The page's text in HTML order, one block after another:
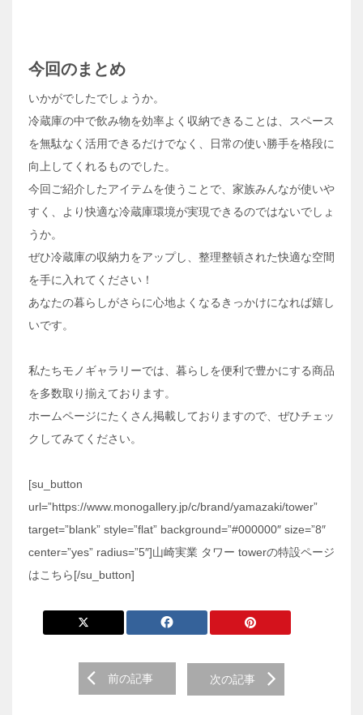
今回のまとめ
いかがでしたでしょうか。
冷蔵庫の中で飲み物を効率よく収納できることは、スペース
を無駄なく活用できるだけでなく、日常の使い勝手を格段に
向上してくれるものでした。
今回ご紹介したアイテムを使うことで、家族みんなが使いや
すく、より快適な冷蔵庫環境が実現できるのではないでしょ
うか。
ぜひ冷蔵庫の収納力をアップし、整理整頓された快適な空間
を手に入れてください！
あなたの暮らしがさらに心地よくなるきっかけになれば嬉し
いです。
私たちモノギャラリーでは、暮らしを便利で豊かにする商品
を多数取り揃えております。
ホームページにたくさん掲載しておりますので、ぜひチェッ
クしてみてください。
[su_button
url=”https://www.monogallery.jp/c/brand/yamazaki/tower”
target=”blank” style=”flat” background=”#000000″ size=”8″
center=”yes” radius=”5″]山崎実業 タワー towerの特設ページ
はこちら[/su_button]
前の記事 次の記事